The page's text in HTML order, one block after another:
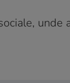
unde